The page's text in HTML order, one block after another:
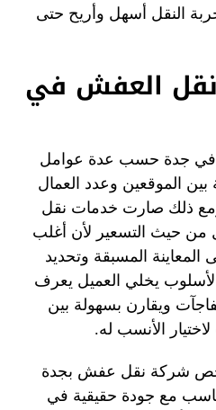
النقل أسهل وأريح حتى
العفش في
في جدة حسب عدة عوامل
الموقعين وعدد العمال
ذلك صارت خدمات نقل
حيث التسعير لأن أغلب
المسبقة وتحديد
يخلي العميل يعرف
ويقارن بسهولة بين
لاختيار الأنسب له.
شركة نقل عفش بجدة
مع جودة حقيقية في